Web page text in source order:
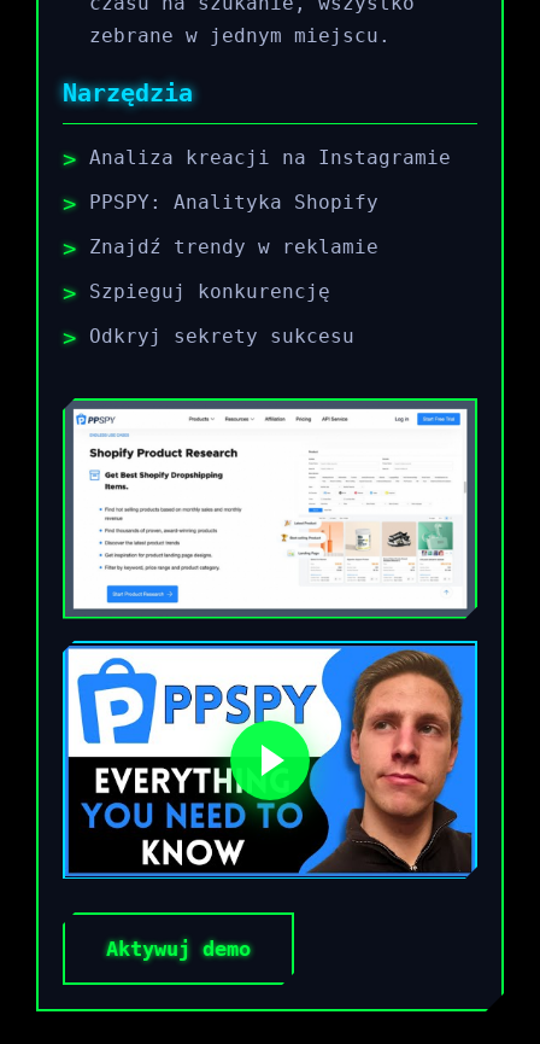
zebrane w jednym miejscu.
Narzędzia
Analiza kreacji na Instagramie
PPSPY: Analityka Shopify
Znajdź trendy w reklamie
Szpieguj konkurencję
Odkryj sekrety sukcesu
Aktywuj demo